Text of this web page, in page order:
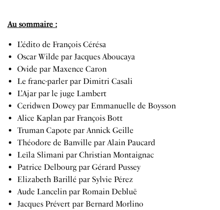
Au sommaire :
L’édito de François Cérésa
Oscar Wilde par Jacques Aboucaya
Ovide par Maxence Caron
Le franc-parler par Dimitri Casali
L’Ajar par le juge Lambert
Ceridwen Dowey par Emmanuelle de Boysson
Alice Kaplan par François Bott
Truman Capote par Annick Geille
Théodore de Banville par Alain Paucard
Leïla Slimani par Christian Montaignac
Patrice Delbourg par Gérard Pussey
Elizabeth Barillé par Sylvie Pérez
Aude Lancelin par Romain Debluë
Jacques Prévert par Bernard Morlino